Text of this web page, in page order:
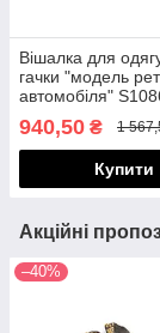
Вішалка для
гачки "модель
автомобіля"
940,50 ₴ 1
Купити
Акційні
–40%